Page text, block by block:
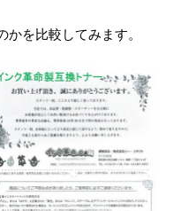
を比較してみます。